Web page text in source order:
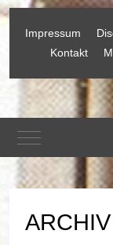
Impressum
Kontakt
Mobile Menu